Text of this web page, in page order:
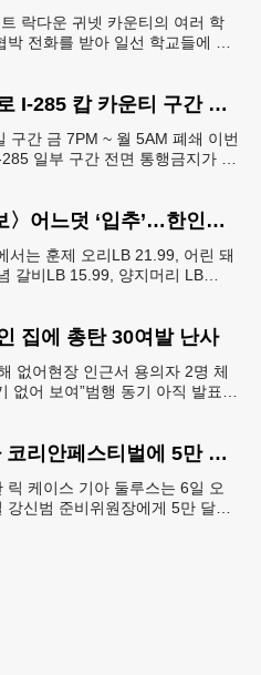
락다운 귀넷 카운티의 여러 학
전화를 받아 일선 학교들에 일
주말 포장공사로 I-285 캅 카운티 구간 통행금지
구간 금 7PM ~ 월 5AM 폐쇄 이번
일부 구간 전면 통행금지가 시
〈한인마트정보〉어느덧 ‘입추’…한인마트 먹거리로 가족 입맛 챙기기
서는 훈제 오리LB 21.99, 어린 돼
갈비LB 15.99, 양지머리 LB
집에 총탄 30여발 난사
없어현장 인근서 용의자 2명 체
없어 보여”범행 동기 아직 발표
릭 케이스 기아 코리안페스티벌에 5만 달러 후원
릭 케이스 기아 둘루스는 6일 오
신범 준비위원장에게 5만 달러